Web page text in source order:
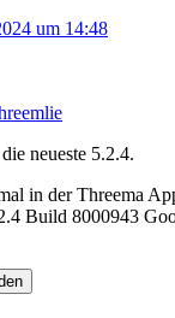
um 14:48
neueste 5.2.4.
in der Threema
Build 8000943